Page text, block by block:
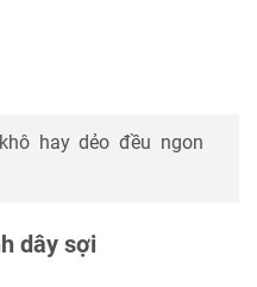
khô hay dẻo đều ngon
dây sợi